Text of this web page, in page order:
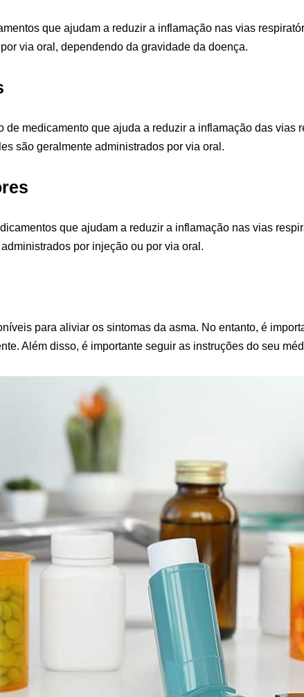
que ajudam a reduzir a inflamação nas vias
via oral, dependendo da gravidade da doença.
de medicamento que ajuda a reduzir a inflamação das
são geralmente administrados por via oral.
que ajudam a reduzir a inflamação nas vias
por injeção ou por via oral.
para aliviar os sintomas da asma. No entanto, é
Além disso, é importante seguir as instruções do seu